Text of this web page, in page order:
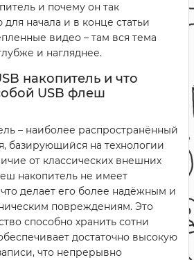
и почему он так
начала и в конце статьи
видео – там вся тема
и нагляднее.
накопитель и что
USB флеш
– наиболее распространённый
базирующийся на технологии
от классических внешних
накопитель не имеет
делает его более надёжным и
повреждениям. Это
способно хранить сотни
достаточно высокую
что непрерывно